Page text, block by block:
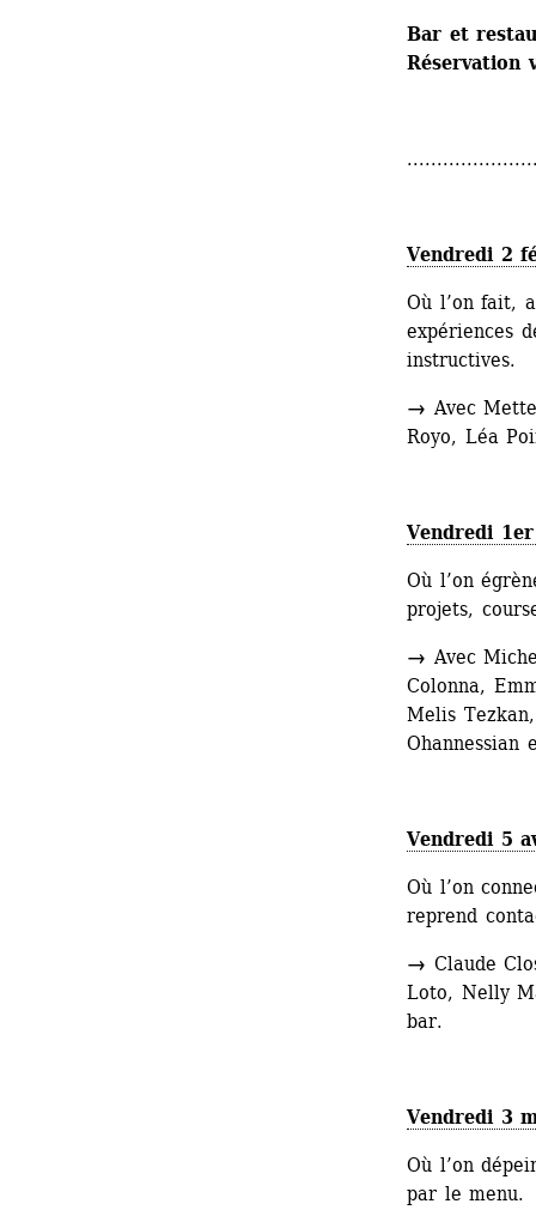
Bar et
Réservation
Vendredi 2
Où l’on fait,
expériences
instructives.
→ Avec
Royo, Léa
Vendredi
Où l’on
projets,
→ Avec
Colonna,
Melis
Ohannessian
Vendredi 5
Où l’on
reprend
→ Claude
Loto, Nelly
bar.
Vendredi 3
Où l’on
par le menu.